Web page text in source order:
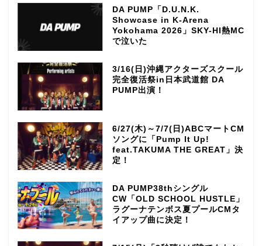
DA PUMP「D.U.N.K.
Showcase in K-Arena
Yokohama 2026」SKY-HI熱MC
で泣いた
3/16(日)沖縄アクターズスクール
完全復活祭in日本武道館 DA
PUMP出演！
6/27(木)～7/7(日)ABCマートCM
ソングに「Pump It Up!
feat.TAKUMA THE GREAT」決
定！
DA PUMP38thシングル
CW「OLD SCHOOL HUSTLE」
ラグーナテンボス夏プールCMタ
イアップ曲に決定！